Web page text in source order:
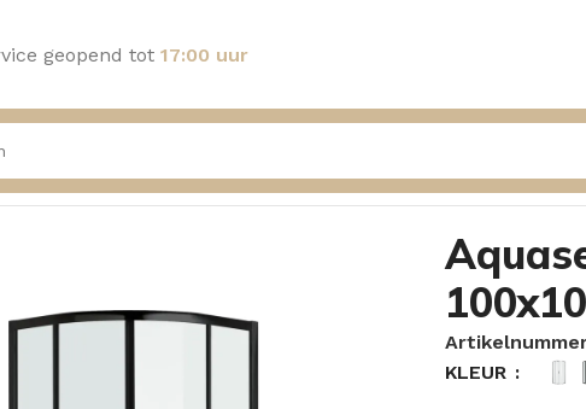
geopend tot 17:00 uur
Douchecabine Lavatera 100x100cm Zwart
KLEUR